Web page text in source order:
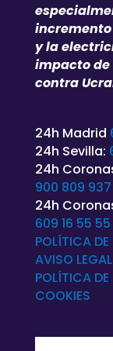
y la
impacto de
contra
24h Madrid
24h Sevilla:
24h
900 809 937
24h
609 16 55 55
POLÍTICA
AVISO LEGAL
POLÍTICA DE
COOKIES